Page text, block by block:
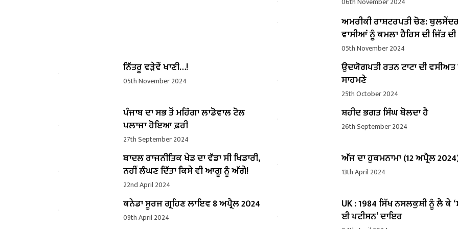
ਅਮਰੀਕੀ ਰਾਸ਼ਟਰਪਤੀ ਚੋਣ:
ਵਾਸੀਆਂ ਨੂੰ ਕਮਲਾ ਹੈਰਿਸ ਦੀ ਜਿੱਤ
05th November 2024
ਨਿੱਤਰੂ ਵੜੇਵੇਂ ਖਾਣੀ…!
05th November 2024
ਉਦਯੋਗਪਤੀ ਰਤਨ ਟਾਟਾ ਦੀ
ਸਾਹਮਣੇ
25th October 2024
ਪੰਜਾਬ ਦਾ ਸਭ ਤੋਂ ਮਹਿੰਗਾ ਲਾਡੋਵਾਲ ਟੋਲ
ਪਲਾਜ਼ਾ ਹੋਇਆ ਫ਼ਰੀ
27th September 2024
ਸ਼ਹੀਦ ਭਗਤ ਸਿੰਘ ਬੋਲਦਾ ਹੈ
26th September 2024
ਬਾਦਲ ਰਾਜਨੀਤਿਕ ਖੇਡ ਦਾ ਵੱਡਾ ਸੀ ਖਿਡਾਰੀ,
ਨਹੀਂ ਲੰਘਣ ਦਿੱਤਾ ਕਿਸੇ ਵੀ ਆਗੂ ਨੂੰ ਅੱਗੇ!
22nd April 2024
ਅੱਜ ਦਾ ਹੁਕਮਨਾਮਾ (12 ਅਪ੍ਰੈਲ
13th April 2024
ਕਨੇਡਾ ਸੂਰਜ ਗ੍ਰਹਿਣ ਲਾਇਵ 8 ਅਪ੍ਰੈਲ 2024
09th April 2024
UK : 1984 ਸਿੱਖ ਨਸਲਕੁਸ਼ੀ ਨੂੰ ਲੈ ਕੇ
ਈ ਪਟੀਸ਼ਨ’ ਦਾਇਰ